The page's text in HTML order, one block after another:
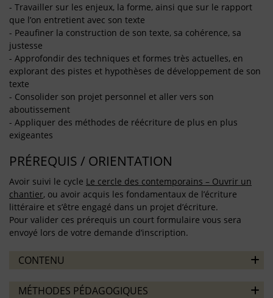
- Travailler sur les enjeux, la forme, ainsi que sur le rapport
que l’on entretient avec son texte
- Peaufiner la construction de son texte, sa cohérence, sa
justesse
- Approfondir des techniques et formes très actuelles, en
explorant des pistes et hypothèses de développement de son
texte
- Consolider son projet personnel et aller vers son
aboutissement
- Appliquer des méthodes de réécriture de plus en plus
exigeantes
PRÉREQUIS / ORIENTATION
Avoir suivi le cycle Le cercle des contemporains – Ouvrir un
chantier, ou avoir acquis les fondamentaux de l’écriture
littéraire et s’être engagé dans un projet d’écriture.
Pour valider ces prérequis un court formulaire vous sera
envoyé lors de votre demande d’inscription.
CONTENU
MÉTHODES PÉDAGOGIQUES